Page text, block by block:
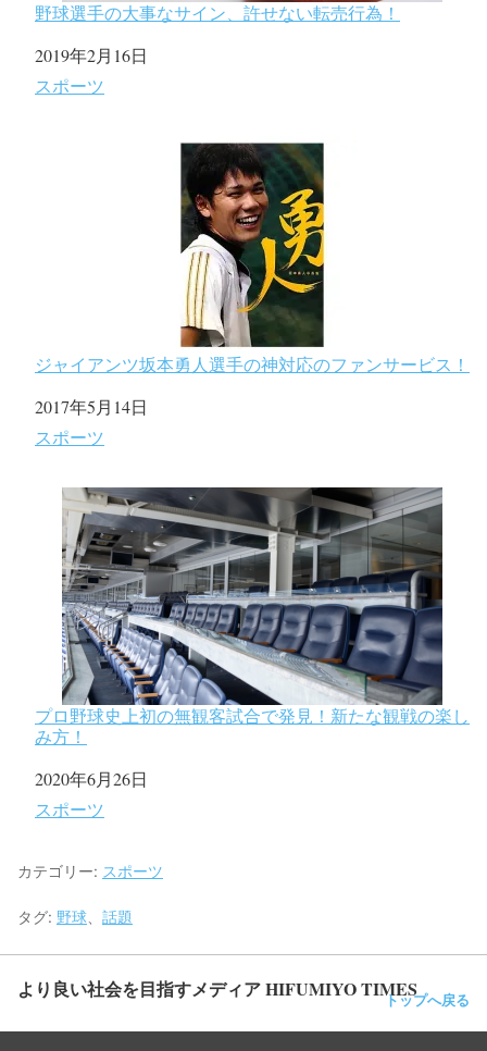
野球選手の大事なサイン、許せない転売行為！
日付
2019年2月16日
関連理由
スポーツ
ジャイアンツ坂本勇人選手の神対応のファンサービス！
日付
2017年5月14日
関連理由
スポーツ
プロ野球史上初の無観客試合で発見！新たな観戦の楽し
み方！
日付
2020年6月26日
関連理由
スポーツ
カテゴリー: スポーツ
タグ: 野球 話題
より良い社会を目指すメディア HIFUMIYO TIMESトップへ戻る